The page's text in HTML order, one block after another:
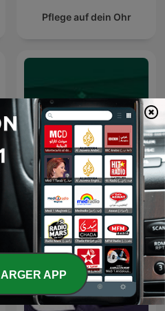
Pflege auf dein Ohr
بودكاست ريڤو
APP